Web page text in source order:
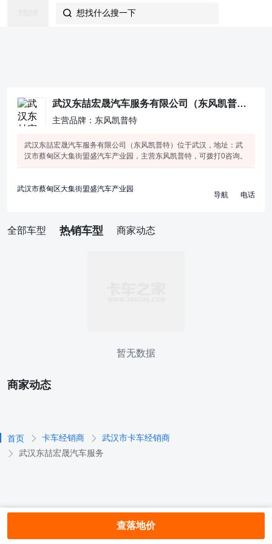
 想找什么搜一下
武汉东喆宏晟汽车服务有限公司（东风凯普特）
主营品牌：东风凯普特
武汉东喆宏晟汽车服务有限公司（东风凯普特）位于武汉，地址：武
汉市蔡甸区大集街盟盛汽车产业园，主营东风凯普特，可拨打0咨询。
武汉市蔡甸区大集街盟盛汽车产业园
导航 电话
全部车型 热销车型 商家动态
暂无数据
商家动态
首页 卡车经销商
武汉市卡车经销商
武汉东喆宏晟汽车服务
查落地价